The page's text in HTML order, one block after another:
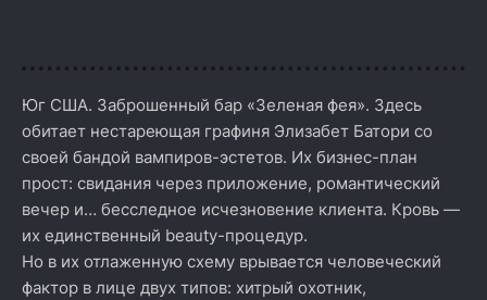
Юг США. Заброшенный бар «Зеленая фея». Здесь
обитает нестареющая графиня Элизабет Батори со
своей бандой вампиров-эстетов. Их бизнес-план
прост: свидания через приложение, романтический
вечер и… бесследное исчезновение клиента. Кровь —
их единственный beauty-процедур.
Но в их отлаженную схему врывается человеческий
фактор в лице двух типов: хитрый охотник,